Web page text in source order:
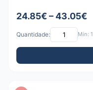
24.85€ – 43.05€
Quantidade: Mín: 1